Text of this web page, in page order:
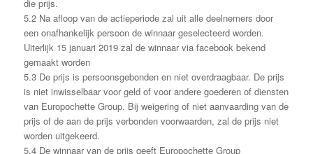
die prijs.
5.2 Na afloop van de actieperiode zal uit alle deelnemers door
een onafhankelijk persoon de winnaar geselecteerd worden.
Uiterlijk 15 januari 2019 zal de winnaar via facebook bekend
gemaakt worden
5.3 De prijs is persoonsgebonden en niet overdraagbaar. De prijs
is niet inwisselbaar voor geld of voor andere goederen of diensten
van Europochette Group. Bij weigering of niet aanvaarding van de
prijs of de aan de prijs verbonden voorwaarden, zal de prijs niet
worden uitgekeerd.
5.4 De winnaar van de prijs geeft Europochette Group